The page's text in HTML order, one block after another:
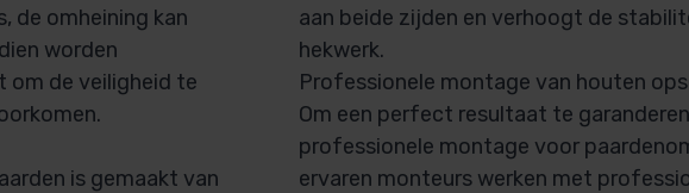
de omheining kan
worden
om de veiligheid te
is gemaakt van
aan beide zijden en verhoogt de
hekwerk.
Professionele montage van houten
Om een perfect resultaat te
professionele montage voor
ervaren monteurs werken met